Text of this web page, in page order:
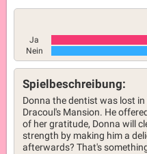
Ja
Nein
Spielbeschreibung:
Donna the dentist was lost
Dracoul's Mansion. He
of her gratitude, Donna will
strength by making him a
afterwards? That's